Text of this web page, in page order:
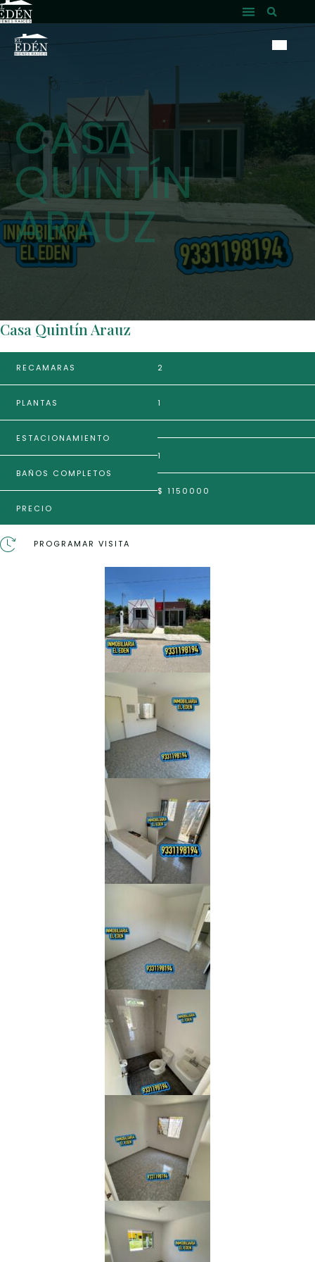
CASA
QUINTÍN
ARAUZ
Casa Quintín Arauz
RECAMARAS
PLANTAS
ESTACIONAMIENTO
BAÑOS COMPLETOS
PRECIO
2
1
1
$ 1150000
PROGRAMAR VISITA